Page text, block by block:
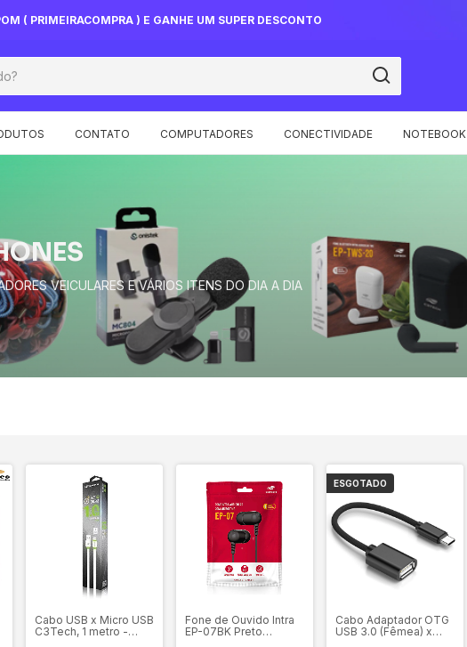
( PRIMEIRACOMPRA ) E GANHE UM SUPER DESCONTO
CONTATO COMPUTADORES CONECTIVIDADE NOTEBOOK
VEICULARES E VÁRIOS ITENS DO DIA A DIA
Cabo USB x Micro USB
C3Tech, 1 metro -
Fone de Ouvido Intra
EP-07BK Preto
ESGOTADO
Cabo Adaptador OTG
USB 3.0 (Fêmea) x